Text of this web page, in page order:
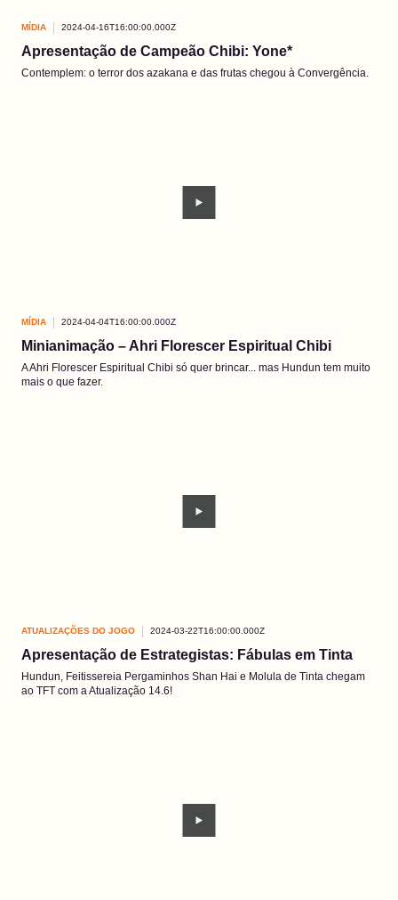
MÍDIA 2024-04-16T16:00:00.000Z
Apresentação de Campeão Chibi: Yone*
Contemplem: o terror dos azakana e das frutas chegou à Convergência.
MÍDIA 2024-04-04T16:00:00.000Z
Minianimação – Ahri Florescer Espiritual Chibi
A Ahri Florescer Espiritual Chibi só quer brincar... mas Hundun tem muito
mais o que fazer.
ATUALIZAÇÕES DO JOGO 2024-03-22T16:00:00.000Z
Apresentação de Estrategistas: Fábulas em Tinta
Hundun, Feitissereia Pergaminhos Shan Hai e Molula de Tinta chegam
ao TFT com a Atualização 14.6!